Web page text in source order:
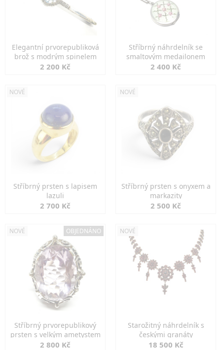
Elegantní prvorepubliková
brož s modrým spinelem
2 200 Kč
Stříbrný náhrdelník se
smaltovým medailonem
2 400 Kč
NOVÉ
Stříbrný prsten s lapisem
lazuli
2 700 Kč
NOVÉ
Stříbrný prsten s onyxem a
markazity
2 500 Kč
NOVÉ OBJEDNÁNO
Stříbrný prvorepublikový
prsten s velkým ametystem
2 800 Kč
NOVÉ
Starožitný náhrdelník s
českými granáty
18 500 Kč